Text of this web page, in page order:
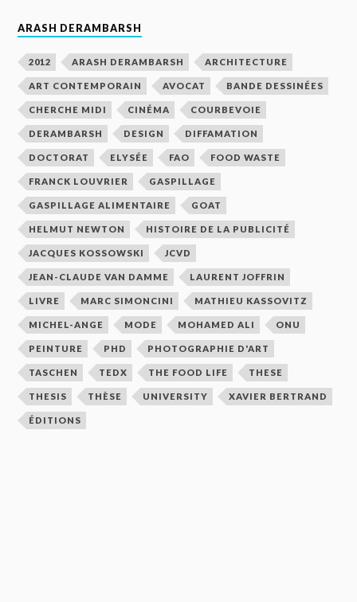
ARASH DERAMBARSH
2012 ARASH DERAMBARSH ARCHITECTURE
ART CONTEMPORAIN AVOCAT BANDE DESSINÉES
CHERCHE MIDI CINÉMA COURBEVOIE
DERAMBARSH DESIGN DIFFAMATION
DOCTORAT ELYSÉE FAO FOOD WASTE
FRANCK LOUVRIER GASPILLAGE
GASPILLAGE ALIMENTAIRE GOAT
HELMUT NEWTON HISTOIRE DE LA PUBLICITÉ
JACQUES KOSSOWSKI JCVD
JEAN-CLAUDE VAN DAMME LAURENT JOFFRIN
LIVRE MARC SIMONCINI MATHIEU KASSOVITZ
MICHEL-ANGE MODE MOHAMED ALI ONU
PEINTURE PHD PHOTOGRAPHIE D'ART
TASCHEN TEDX THE FOOD LIFE THESE
THESIS THÈSE UNIVERSITY XAVIER BERTRAND
ÉDITIONS